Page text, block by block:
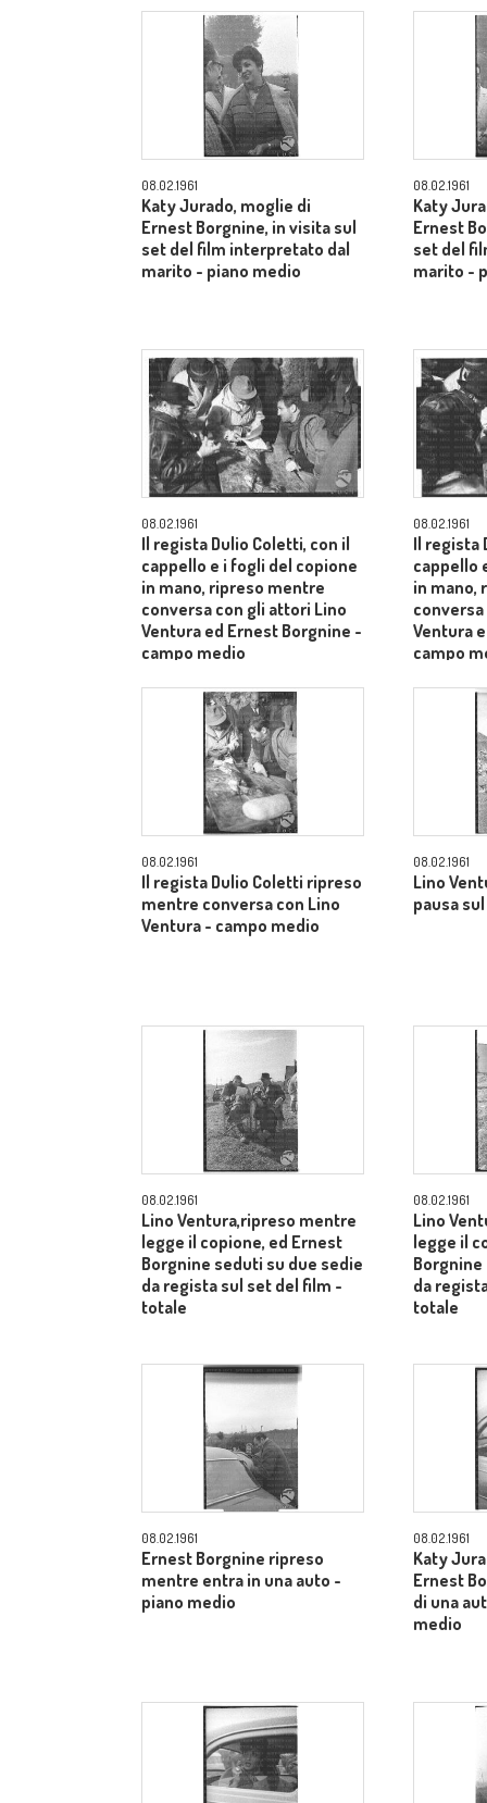
08.02.1961
Katy Jurado, moglie di
Ernest Borgnine, in visita sul
set del film interpretato dal
marito - piano medio
08.02.1961
Katy
Ernest
set del
marito -
08.02.1961
Il regista Dulio Coletti, con il
cappello e i fogli del copione
in mano, ripreso mentre
conversa con gli attori Lino
Ventura ed Ernest Borgnine -
campo medio
08.02.1961
Il regista
cappello
in mano,
Ventura
campo
08.02.1961
Il regista Dulio Coletti ripreso
mentre conversa con Lino
Ventura - campo medio
08.02.1961
Lino
pausa
08.02.1961
Lino Ventura,ripreso mentre
legge il copione, ed Ernest
Borgnine seduti su due sedie
da regista sul set del film -
totale
08.02.1961
Lino
legge il
da
totale
08.02.1961
Ernest Borgnine ripreso
mentre entra in una auto -
piano medio
08.02.1961
Katy
Ernest
di una
medio